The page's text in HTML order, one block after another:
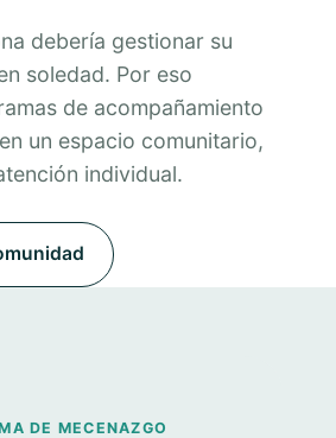
debería gestionar su
soledad. Por eso
de acompañamiento
un espacio comunitario,
individual.
DE MECENAZGO